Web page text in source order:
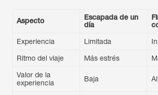
Aspecto
Escapada de un
día
Ritmo del viaje
Valor de la
Baja